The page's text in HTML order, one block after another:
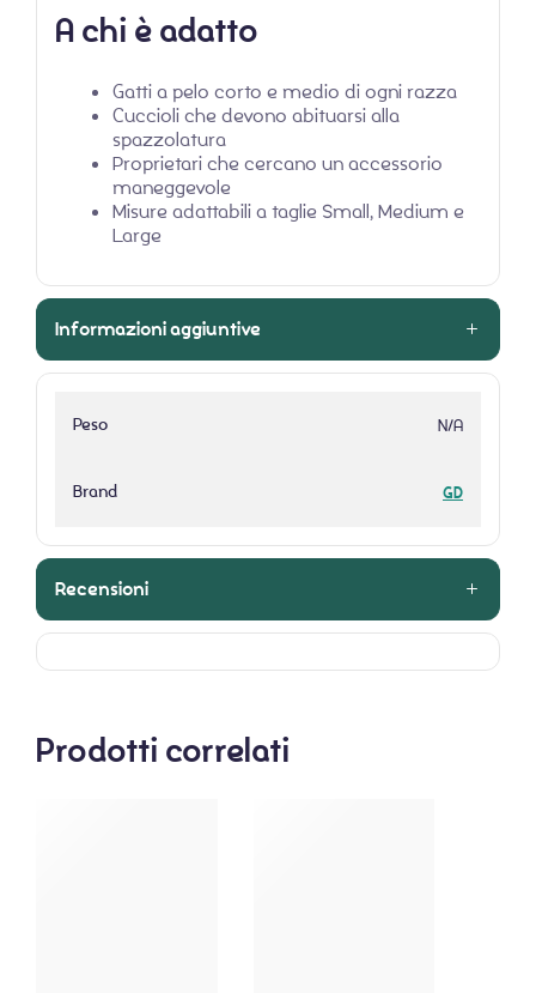
A chi è adatto
Gatti a pelo corto e medio di ogni razza
Cuccioli che devono abituarsi alla
spazzolatura
Proprietari che cercano un accessorio
maneggevole
Misure adattabili a taglie Small, Medium e
Large
Informazioni aggiuntive
Peso N/A
Brand GD
Recensioni
Prodotti correlati